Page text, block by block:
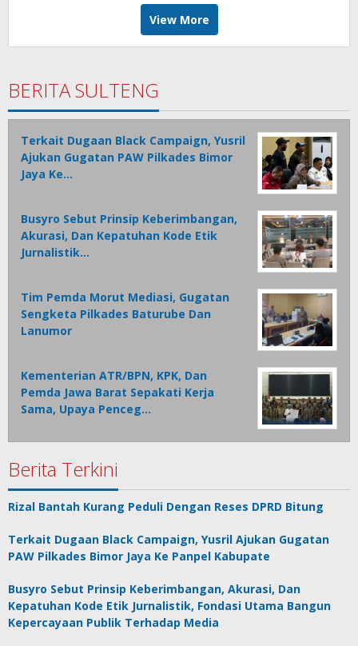
View More
BERITA SULTENG
Terkait Dugaan Black Campaign, Yusril
Ajukan Gugatan PAW Pilkades Bimor
Jaya Ke…
Busyro Sebut Prinsip Keberimbangan,
Akurasi, Dan Kepatuhan Kode Etik
Jurnalistik…
Tim Pemda Morut Mediasi, Gugatan
Sengketa Pilkades Baturube Dan
Lanumor
Kementerian ATR/BPN, KPK, Dan
Pemda Jawa Barat Sepakati Kerja
Sama, Upaya Penceg…
Berita Terkini
Rizal Bantah Kurang Peduli Dengan Reses DPRD Bitung
Terkait Dugaan Black Campaign, Yusril Ajukan Gugatan
PAW Pilkades Bimor Jaya Ke Panpel Kabupate
Busyro Sebut Prinsip Keberimbangan, Akurasi, Dan
Kepatuhan Kode Etik Jurnalistik, Fondasi Utama Bangun
Kepercayaan Publik Terhadap Media